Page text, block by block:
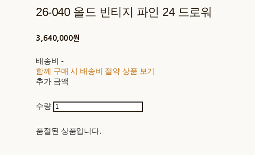
26-040 올드 빈티지 파인 24 드로워
3,640,000원
배송비 -
함께 구매 시 배송비 절약 상품 보기
추가 금액
수량
품절된 상품입니다.